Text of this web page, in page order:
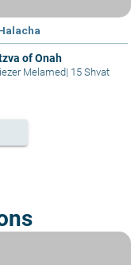
of Onah
Melamed| 15 Shvat